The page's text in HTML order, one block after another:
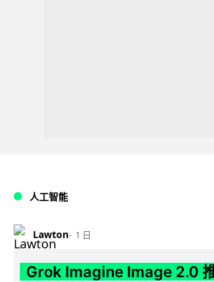
人工智能
Lawton 1 日
Grok Imagine Image 2.0